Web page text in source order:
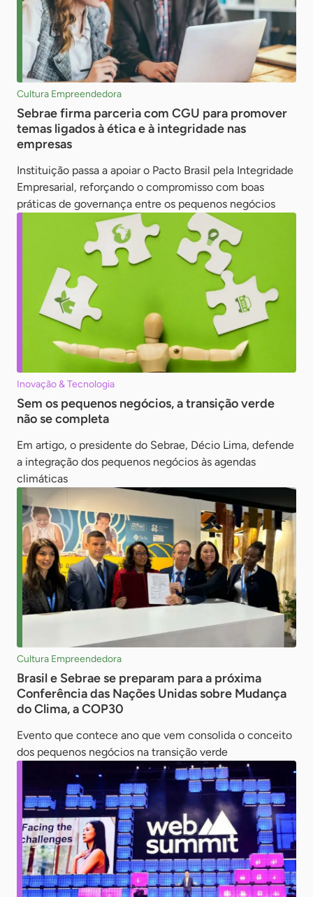
Cultura Empreendedora
Sebrae firma parceria com CGU para promover
temas ligados à ética e à integridade nas
empresas
Instituição passa a apoiar o Pacto Brasil pela Integridade
Empresarial, reforçando o compromisso com boas
práticas de governança entre os pequenos negócios
Inovação & Tecnologia
Sem os pequenos negócios, a transição verde
não se completa
Em artigo, o presidente do Sebrae, Décio Lima, defende
a integração dos pequenos negócios às agendas
climáticas
Cultura Empreendedora
Brasil e Sebrae se preparam para a próxima
Conferência das Nações Unidas sobre Mudança
do Clima, a COP30
Evento que contece ano que vem consolida o conceito
dos pequenos negócios na transição verde